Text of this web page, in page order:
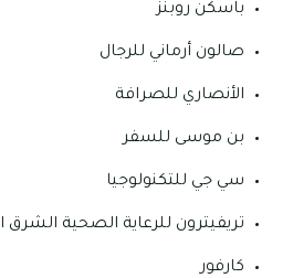
باسكن روبنز
صالون أرماني للرجال
الأنصاري للصرافة
بن موسى للسفر
سي جي للتكنولوجيا
تريفيترون للرعاية الصحية
كارفور